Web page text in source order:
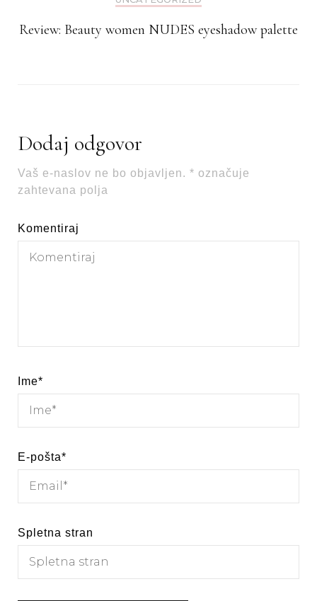
Review: Beauty women NUDES eyeshadow palette
Dodaj odgovor
Vaš e-naslov ne bo objavljen. * označuje
zahtevana polja
Komentiraj
Ime*
E-pošta*
Spletna stran